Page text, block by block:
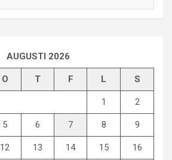
AUGUSTI 2026
O T F L S
1 2
5 6 7 8 9
12 13 14 15 16